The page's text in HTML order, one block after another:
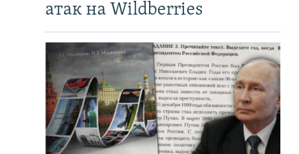
атак на Wildberries